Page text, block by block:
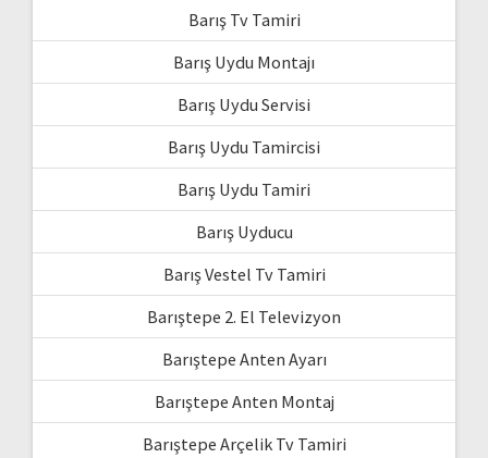
Barış Tv Tamiri
Barış Uydu Montajı
Barış Uydu Servisi
Barış Uydu Tamircisi
Barış Uydu Tamiri
Barış Uyducu
Barış Vestel Tv Tamiri
Barıştepe 2. El Televizyon
Barıştepe Anten Ayarı
Barıştepe Anten Montaj
Barıştepe Arçelik Tv Tamiri